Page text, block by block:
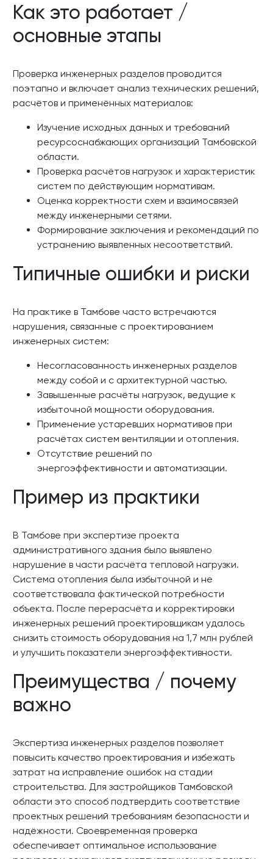
Как это работает /
основные этапы
Проверка инженерных разделов проводится
поэтапно и включает анализ технических решений,
расчётов и применённых материалов:
Изучение исходных данных и требований
ресурсоснабжающих организаций Тамбовской
области.
Проверка расчётов нагрузок и характеристик
систем по действующим нормативам.
Оценка корректности схем и взаимосвязей
между инженерными сетями.
Формирование заключения и рекомендаций по
устранению выявленных несоответствий.
Типичные ошибки и риски
На практике в Тамбове часто встречаются
нарушения, связанные с проектированием
инженерных систем:
Несогласованность инженерных разделов
между собой и с архитектурной частью.
Завышенные расчёты нагрузок, ведущие к
избыточной мощности оборудования.
Применение устаревших нормативов при
расчётах систем вентиляции и отопления.
Отсутствие решений по
энергоэффективности и автоматизации.
Пример из практики
В Тамбове при экспертизе проекта
административного здания было выявлено
нарушение в части расчёта тепловой нагрузки.
Система отопления была избыточной и не
соответствовала фактической потребности
объекта. После перерасчёта и корректировки
инженерных решений проектировщикам удалось
снизить стоимость оборудования на 1,7 млн рублей
и улучшить показатели энергоэффективности.
Преимущества / почему
важно
Экспертиза инженерных разделов позволяет
повысить качество проектирования и избежать
затрат на исправление ошибок на стадии
строительства. Для застройщиков Тамбовской
области это способ подтвердить соответствие
проектных решений требованиям безопасности и
надёжности. Своевременная проверка
обеспечивает оптимальное использование